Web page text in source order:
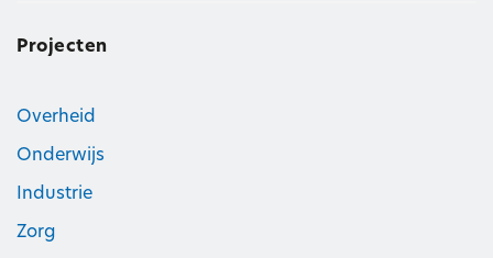
Projecten
Overheid
Onderwijs
Industrie
Zorg